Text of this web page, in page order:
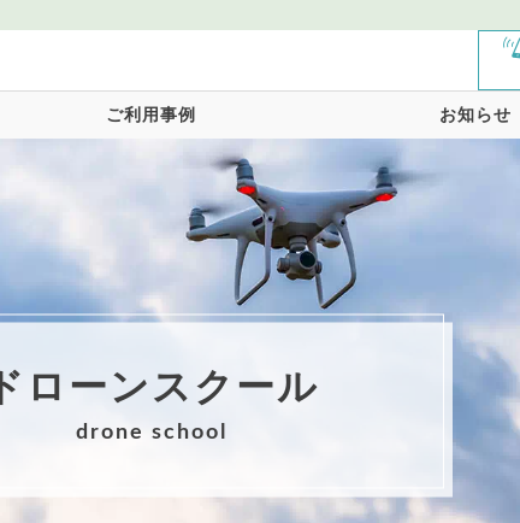
ご利用事例 お知らせ
ドローンスクール
drone school